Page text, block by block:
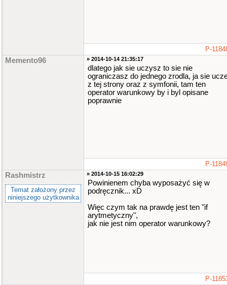
P-
Memento96 » 2014-10-14 21:35:17
dlatego jak sie uczysz to sie nie
ograniczasz do jednego zrodla, ja sie
z tej strony oraz z symfonii, tam ten
operator warunkowy by i byl opisane
poprawnie
P-
Rashmistrz
Temat założony przez
niniejszego użytkownika
» 2014-10-15 16:02:29
Powinienem chyba wyposażyć się w
podręcznik... xD
Więc czym tak na prawdę jest ten "if
arytmetyczny",
jak nie jest nim operator warunkowy?
P-